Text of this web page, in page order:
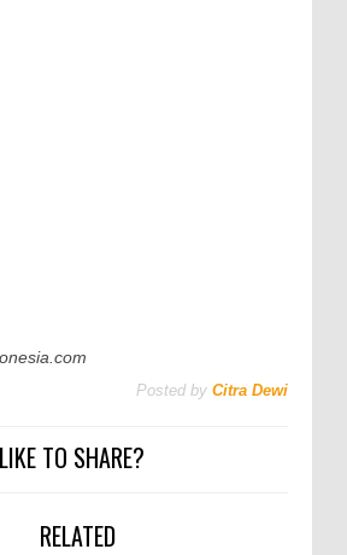
Posted by Citra Dewi
LIKE TO SHARE?
RELATED